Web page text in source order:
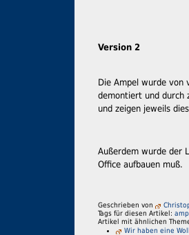
Version 2
Die Ampel wurde von
demontiert und durch
und zeigen jeweils
Außerdem wurde der
Office aufbauen muß.
Geschrieben von
Tags für diesen Artikel:
Artikel mit ähnlichen
Wir haben eine